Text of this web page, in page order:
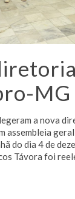
MG
a nova
assembleia
do dia 4 de
Távora foi